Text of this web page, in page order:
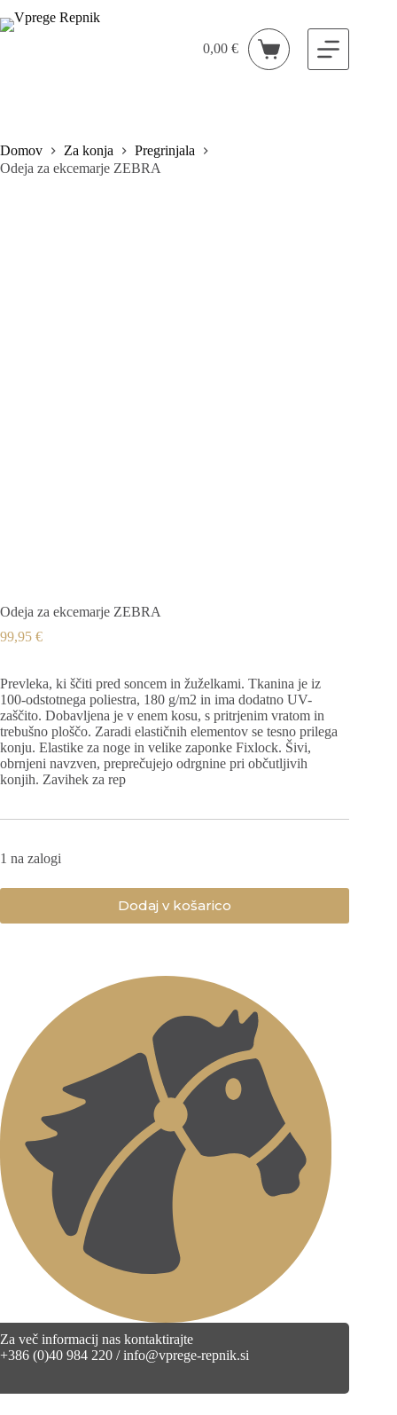
to
Shopping
0,00€
Domov Za konja
Pregrinjala
Odeja za ekcemarje ZEBRA
Odeja za ekcemarje ZEBRA
99,95 €
Prevleka, ki ščiti pred soncem in žuželkami. Tkanina je iz
100-odstotnega poliestra, 180 g/m2 in ima dodatno UV-
zaščito. Dobavljena je v enem kosu, s pritrjenim vratom in
trebušno ploščo. Zaradi elastičnih elementov se tesno prilega
konju. Elastike za noge in velike zaponke Fixlock. Šivi,
obrnjeni navzven, preprečujejo odrgnine pri občutljivih
konjih. Zavihek za rep
1 na zalogi
Dodaj v košarico
Za več informacij nas kontaktirajte
+386 (0)40 984 220 / info@vprege-repnik.si